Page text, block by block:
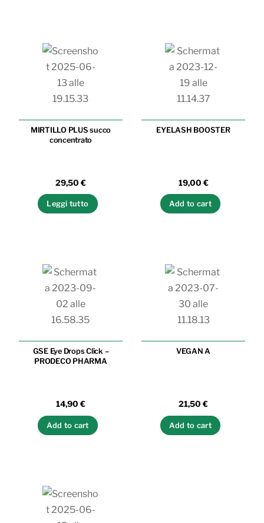
MIRTILLO PLUS succo
concentrato
29,50 €
Leggi tutto
EYELASH BOOSTER
19,00 €
Add to cart
GSE Eye Drops Click –
PRODECO PHARMA
14,90 €
Add to cart
VEGAN A
21,50 €
Add to cart